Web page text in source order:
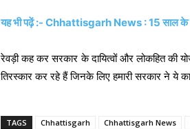
यह भी पढ़ें :- Chhattisgarh News : 15 साल के
रेवड़ी कह कर सरकार के दायित्वों और लोकहित की
तिरस्कार कर रहे हैं जिनके लिए हमारी सरकार ने
TAGS Chhattisgarh Chhattisgarh News